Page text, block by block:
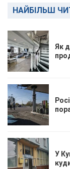
НАЙБІЛЬШ
Як
У